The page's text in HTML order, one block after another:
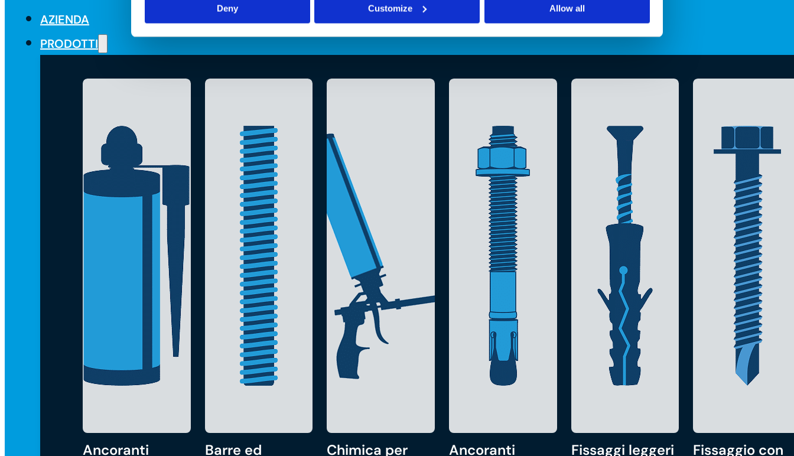
Deny Customize Allow all
AZIENDA
PRODOTTI
Ancoranti Barre ed Chimica per Ancoranti Fissaggi leggeri Fissaggio con